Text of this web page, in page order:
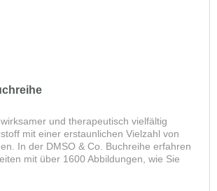
und therapeutisch vielfältig
mit einer erstaunlichen Vielzahl von
In der DMSO & Co. Buchreihe erfahren
mit über 1600 Abbildungen, wie Sie